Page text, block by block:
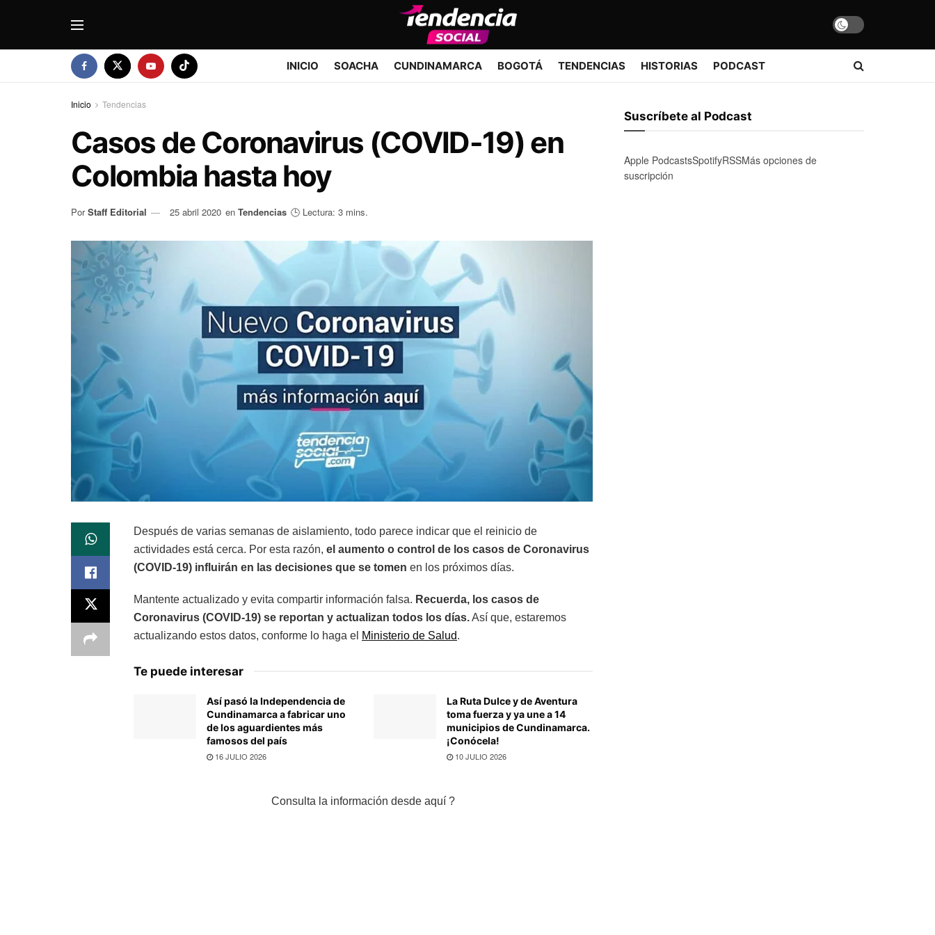
INICIO SOACHA CUNDINAMARCA BOGOTÁ TENDENCIAS HISTORIAS PODCAST
Inicio Tendencias
Casos de Coronavirus (COVID-19) en
Colombia hasta hoy
Por Staff Editorial 25 abril 2020 en Tendencias 🕒 Lectura: 3 mins.
Después de varias semanas de aislamiento, todo parece indicar que el reinicio de
actividades está cerca. Por esta razón, el aumento o control de los casos de Coronavirus
(COVID-19) influirán en las decisiones que se tomen en los próximos días.
Mantente actualizado y evita compartir información falsa. Recuerda, los casos de
Coronavirus (COVID-19) se reportan y actualizan todos los días.Así que, estaremos
actualizando estos datos, conforme lo haga el Ministerio de Salud.
Te puede interesar
Así pasó la Independencia de
Cundinamarca a fabricar uno
de los aguardientes más
famosos del país
16 JULIO 2026
La Ruta Dulce y de Aventura
toma fuerza y ya une a 14
municipios de Cundinamarca.
¡Conócela!
10 JULIO 2026
Consulta la información desde aquí ?
Suscríbete al Podcast
Apple PodcastsSpotifyRSSMás opciones de
suscripción